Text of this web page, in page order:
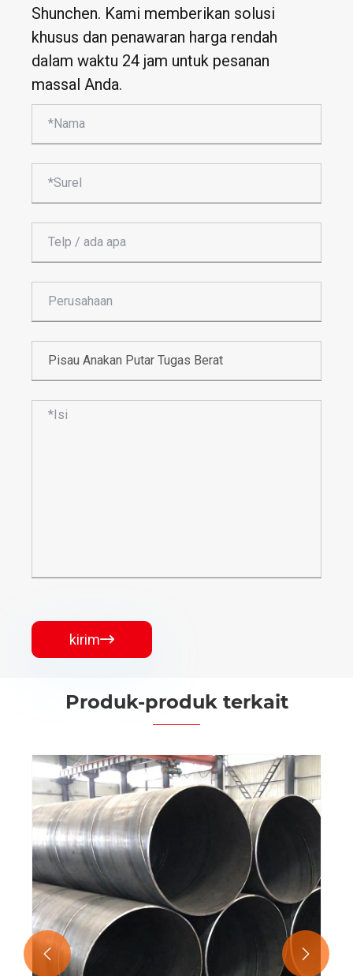
Shunchen. Kami memberikan solusi
khusus dan penawaran harga rendah
dalam waktu 24 jam untuk pesanan
massal Anda.
kirim
Produk-produk terkait
 